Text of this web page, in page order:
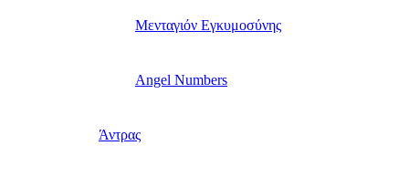
Μενταγιόν Εγκυμοσύνης
Angel Numbers
Άντρας